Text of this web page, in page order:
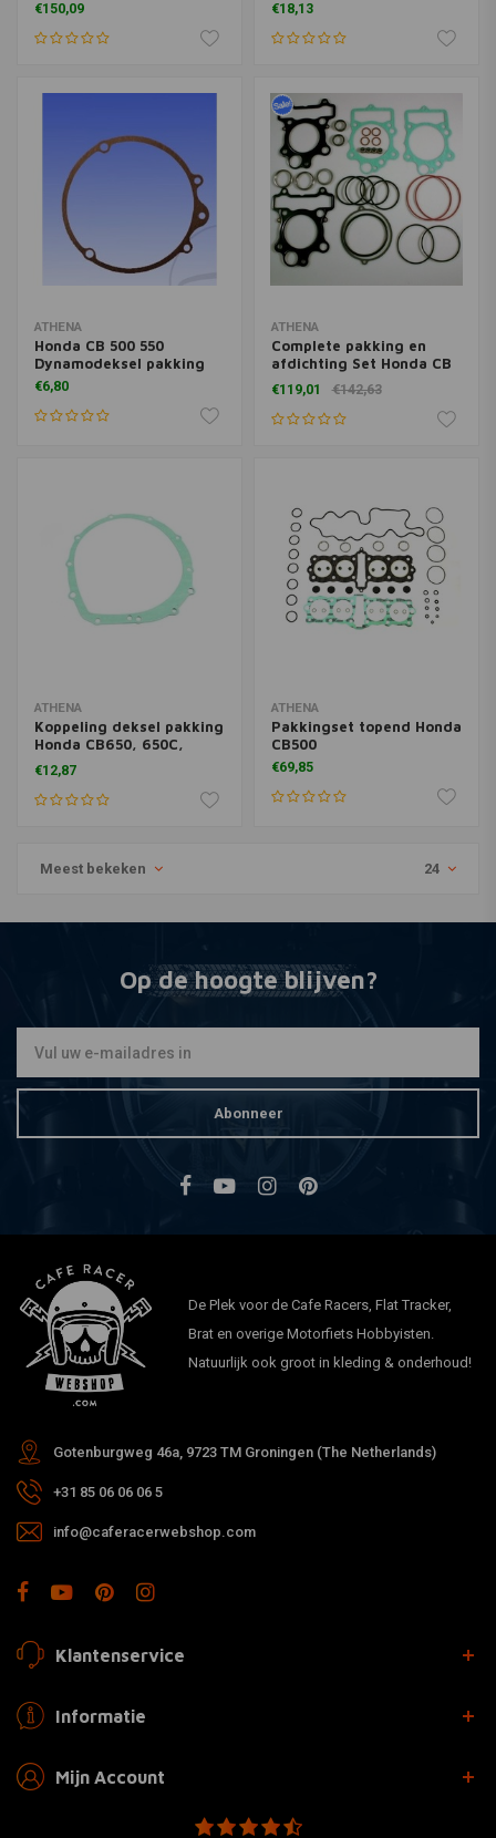
€150,09 €18,13
ATHENA
Honda CB 500 550
Dynamodeksel pakking
€6,80
ATHENA
Complete pakking en
afdichting Set Honda CB
500
€119,01 €142,63
ATHENA
Koppeling deksel pakking
Honda CB650, 650C,
650SC
€12,87
ATHENA
Pakkingset topend Honda
CB500
€69,85
Meest bekeken 24
Op de hoogte blijven?
Abonneer
De Plek voor de Cafe Racers, Flat Tracker,
Brat en overige Motorfiets Hobbyisten.
Natuurlijk ook groot in kleding & onderhoud!
Gotenburgweg 46a, 9723 TM Groningen (The Netherlands)
+31 85 06 06 06 5
info@caferacerwebshop.com
Klantenservice
Informatie
Mijn Account